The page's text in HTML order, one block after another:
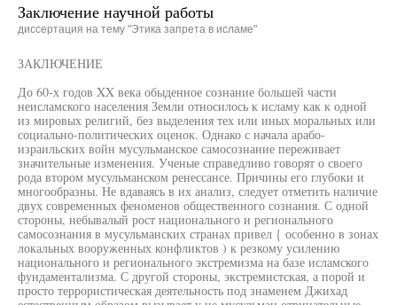
Заключение научной работы
диссертация на тему "Этика запрета в исламе"
ЗАКЛЮЧЕНИЕ
До 60-х годов XX века обыденное сознание большей части
неисламского населения Земли относилось к исламу как к одной
из мировых религий, без выделения тех или иных моральных или
социально-политических оценок. Однако с начала арабо-
израильских войн мусульманское самосознание переживает
значительные изменения. Ученые справедливо говорят о своего
рода втором мусульманском ренессансе. Причины его глубоки и
многообразны. Не вдаваясь в их анализ, следует отметить наличие
двух современных феноменов общественного сознания. С одной
стороны, небывалый рост национального и регионального
самосознания в мусульманских странах привел { особенно в зонах
локальных вооруженных конфликтов ) к резкому усилению
национального и регионального экстремизма на базе исламского
фундаментализма. С другой стороны, экстремистская, а порой и
просто террористическая деятельность под знаменем Джихад